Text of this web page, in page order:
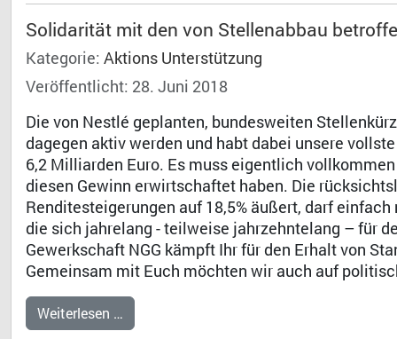
Solidarität mit den von Stellenabbau
Kategorie: Aktions Unterstützung
Veröffentlicht: 28. Juni 2018
Die von Nestlé geplanten, bundesweiten
dagegen aktiv werden und habt dabei unsere
6,2 Milliarden Euro. Es muss eigentlich
diesen Gewinn erwirtschaftet haben. Die
Renditesteigerungen auf 18,5% äußert, darf
die sich jahrelang - teilweise jahrzehntelang – für
Gewerkschaft NGG kämpft Ihr für den Erhalt von
Gemeinsam mit Euch möchten wir auch auf
Weiterlesen …